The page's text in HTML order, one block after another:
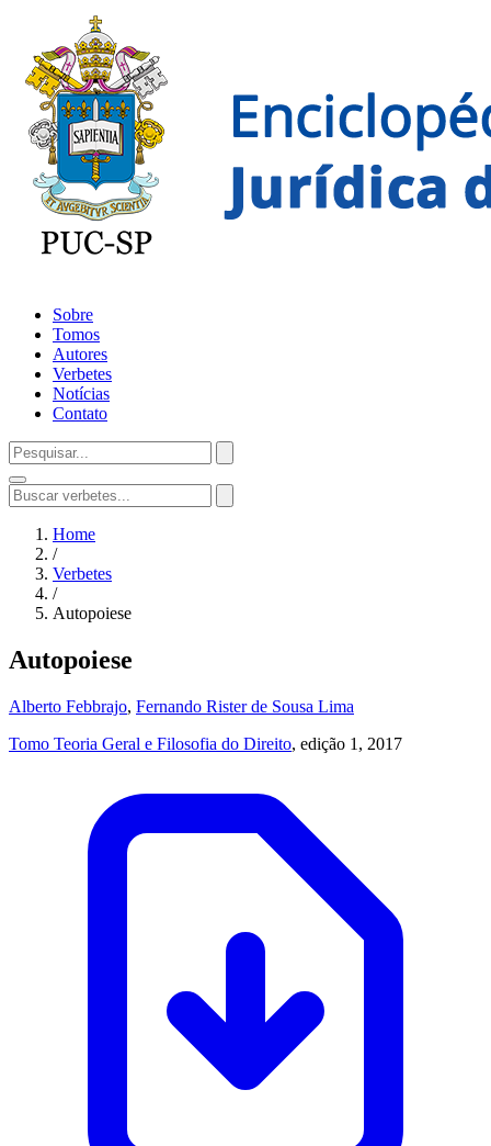
Sobre
Tomos
Autores
Verbetes
Notícias
Contato
Home
/
Verbetes
/
Autopoiese
Autopoiese
Alberto Febbrajo, Fernando Rister de Sousa Lima
Tomo Teoria Geral e Filosofia do Direito, edição 1, 2017